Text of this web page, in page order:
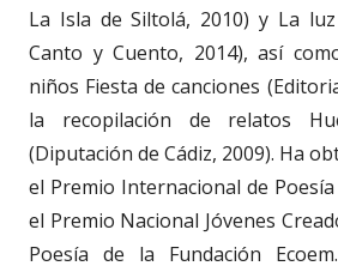
La Isla de Siltolá, 2010) y La
Canto y Cuento, 2014), así
niños Fiesta de canciones
la recopilación de relatos
(Diputación de Cádiz, 2009). Ha
el Premio Internacional de
el Premio Nacional Jóvenes
Poesía de la Fundación